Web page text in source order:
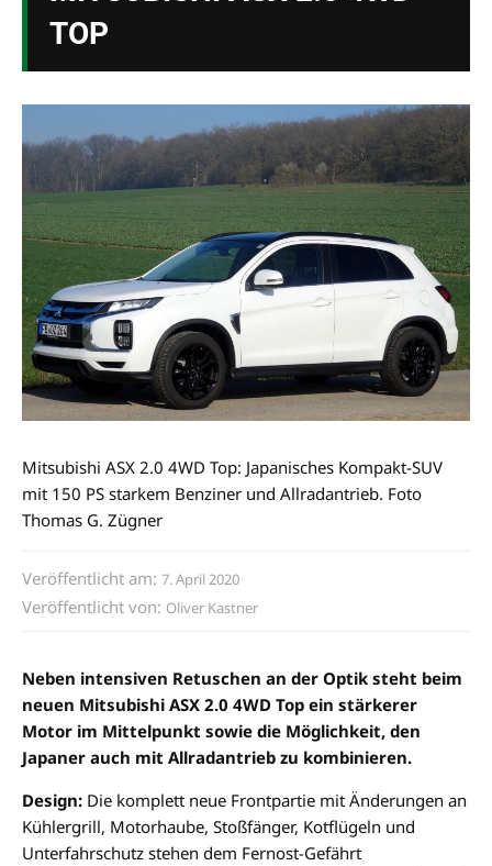
TOP
Mitsubishi ASX 2.0 4WD Top: Japanisches Kompakt-SUV
mit 150 PS starkem Benziner und Allradantrieb. Foto
Thomas G. Zügner
Veröffentlicht am: 7. April 2020
Veröffentlicht von: Oliver Kastner
Neben intensiven Retuschen an der Optik steht beim
neuen Mitsubishi ASX 2.0 4WD Top ein stärkerer
Motor im Mittelpunkt sowie die Möglichkeit, den
Japaner auch mit Allradantrieb zu kombinieren.
Design: Die komplett neue Frontpartie mit Änderungen an
Kühlergrill, Motorhaube, Stoßfänger, Kotflügeln und
Unterfahrschutz stehen dem Fernost-Gefährt